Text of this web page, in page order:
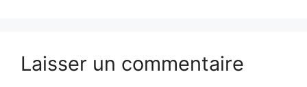
Laisser un commentaire